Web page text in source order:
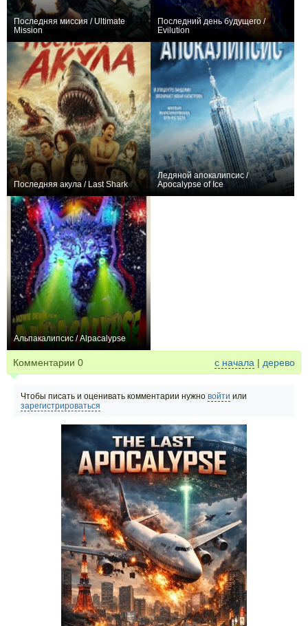
Последняя миссия / Ultimate
Mission
Последний день будущего /
Evilution
Последняя акула / Last Shark
Ледяной апокалипсис /
Apocalypse of Ice
Альпакалипсис / Alpacalypse
Комментарии 0 с начала | дерево
Чтобы писать и оценивать комментарии нужно войти или
зарегистрироваться